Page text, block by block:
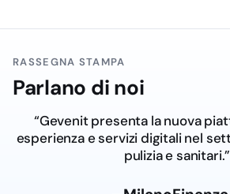
RASSEGNA STAMPA
Parlano di noi
“Gevenit presenta la nuova
esperienza e servizi digitali nel
pulizia e sanitari.”